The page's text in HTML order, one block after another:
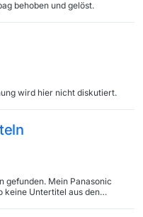
behoben und gelöst.
wird hier nicht diskutiert.
gefunden. Mein Panasonic
keine Untertitel aus den